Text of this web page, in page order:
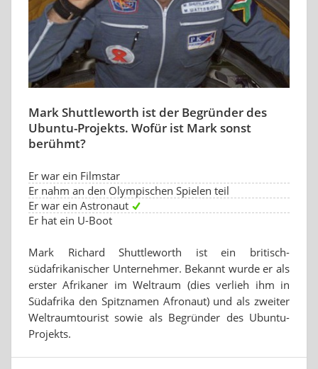
Mark Shuttleworth ist der Begründer des
Ubuntu-Projekts. Wofür ist Mark sonst
berühmt?
Er war ein Filmstar
Er nahm an den Olympischen Spielen teil
Er war ein Astronaut
Er hat ein U-Boot
Mark Richard Shuttleworth ist ein britisch-
südafrikanischer Unternehmer. Bekannt wurde er als
erster Afrikaner im Weltraum (dies verlieh ihm in
Südafrika den Spitznamen Afronaut) und als zweiter
Weltraumtourist sowie als Begründer des Ubuntu-
Projekts.